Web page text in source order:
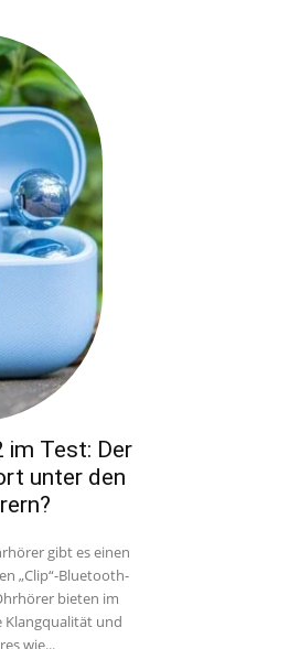
im Test: Der
unter den
gibt es einen
„Clip“-Bluetooth-
Klangqualität und
wie...